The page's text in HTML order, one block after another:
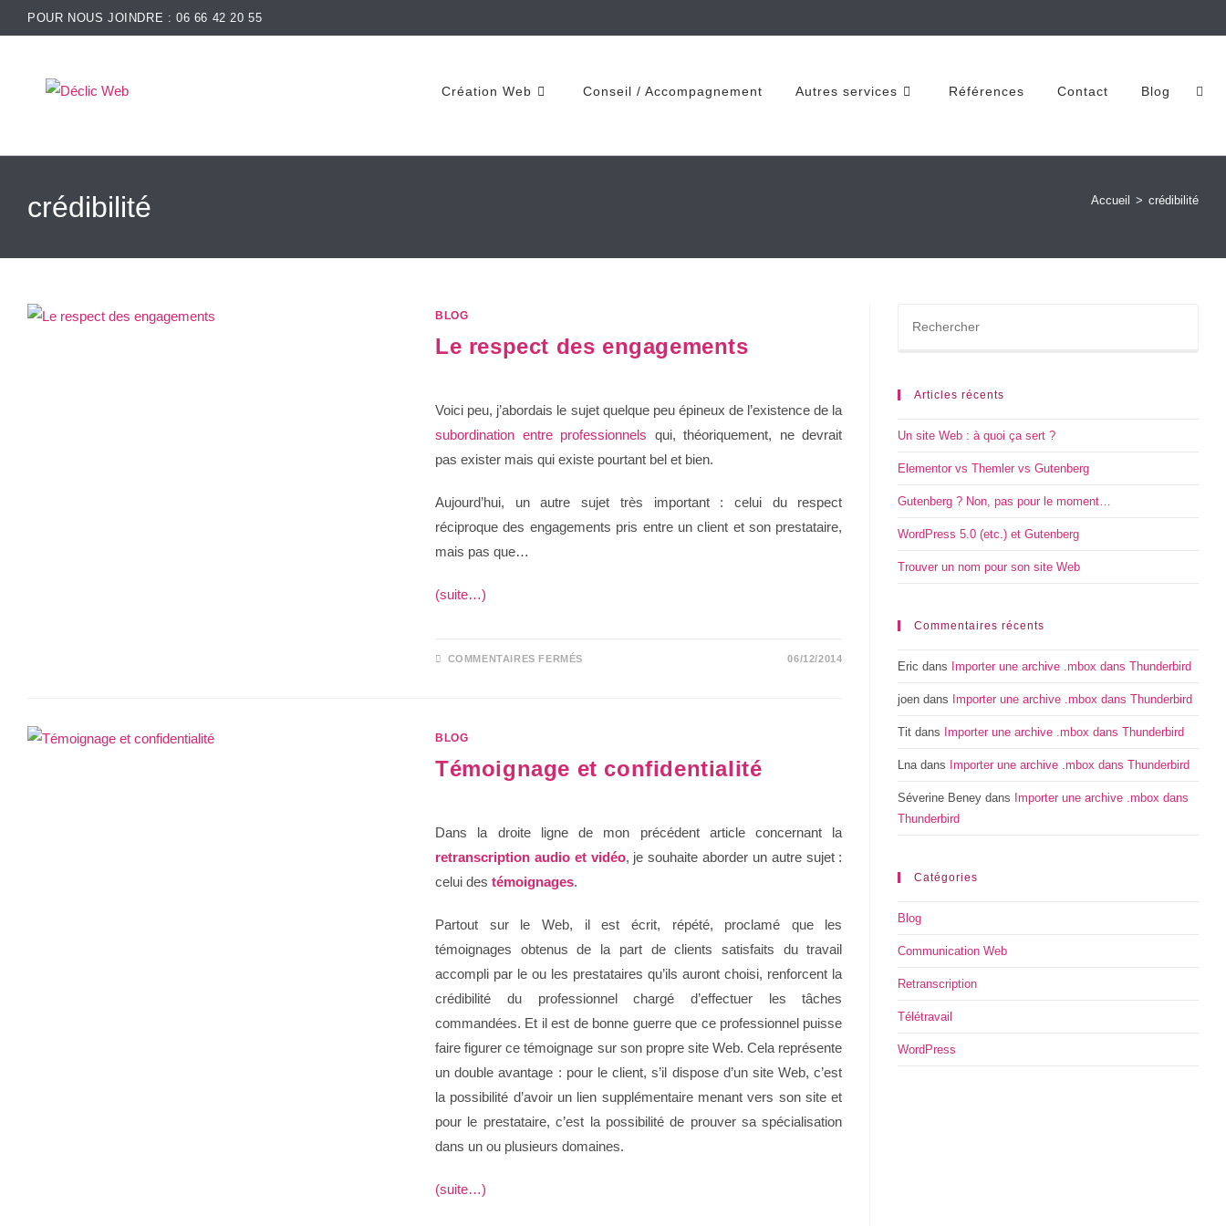
POUR NOUS JOINDRE : 06 66 42 20 55
Création Web Conseil / Accompagnement Autres services Références Contact Blog
crédibilité Accueil > crédibilité
BLOG
Le respect des engagements
Voici peu, j’abordais le sujet quelque peu épineux de l’existence de la
subordination entre professionnels qui, théoriquement, ne devrait
pas exister mais qui existe pourtant bel et bien.
Aujourd’hui, un autre sujet très important : celui du respect
réciproque des engagements pris entre un client et son prestataire,
mais pas que…
(suite…)
COMMENTAIRES FERMÉS 06/12/2014
BLOG
Témoignage et confidentialité
Dans la droite ligne de mon précédent article concernant la
retranscription audio et vidéo, je souhaite aborder un autre sujet :
celui destémoignages.
Partout sur le Web, il est écrit, répété, proclamé que les
témoignages obtenus de la part de clients satisfaits du travail
accompli par le ou les prestataires qu’ils auront choisi, renforcent la
crédibilité du professionnel chargé d’effectuer les tâches
commandées. Et il est de bonne guerre que ce professionnel puisse
faire figurer ce témoignage sur son propre site Web. Cela représente
un double avantage : pour le client, s’il dispose d’un site Web, c’est
la possibilité d’avoir un lien supplémentaire menant vers son site et
pour le prestataire, c’est la possibilité de prouver sa spécialisation
dans un ou plusieurs domaines.
(suite…)
Articles récents
Un site Web : à quoi ça sert ?
Elementor vs Themler vs Gutenberg
Gutenberg ? Non, pas pour le moment…
WordPress 5.0 (etc.) et Gutenberg
Trouver un nom pour son site Web
Commentaires récents
Eric dans Importer une archive .mbox dans Thunderbird
joen dans Importer une archive .mbox dans Thunderbird
Tit dans Importer une archive .mbox dans Thunderbird
Lnadans Importer une archive .mbox dans Thunderbird
Séverine Beney dans Importer une archive .mbox dans
Thunderbird
Catégories
Blog
Communication Web
Retranscription
Télétravail
WordPress